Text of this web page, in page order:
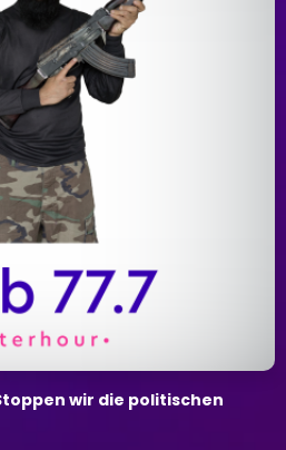
wir die politischen